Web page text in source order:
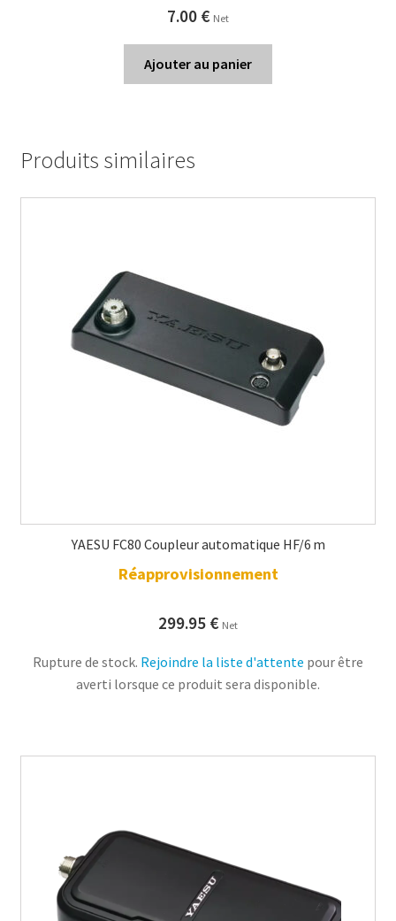
7.00 € Net
Ajouter au panier
Produits similaires
YAESU FC80 Coupleur automatique HF/6 m
Réapprovisionnement
299.95 € Net
Rupture de stock. Rejoindre la liste d'attente pour être
averti lorsque ce produit sera disponible.